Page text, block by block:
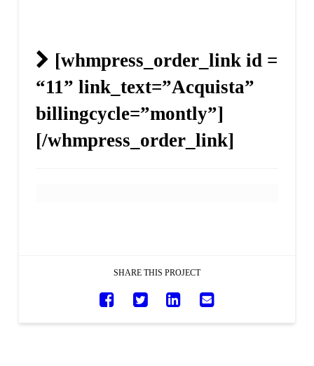
[whmpress_order_link id =
“11” link_text=”Acquista”
billingcycle=”montly”]
[/whmpress_order_link]
SHARE THIS PROJECT